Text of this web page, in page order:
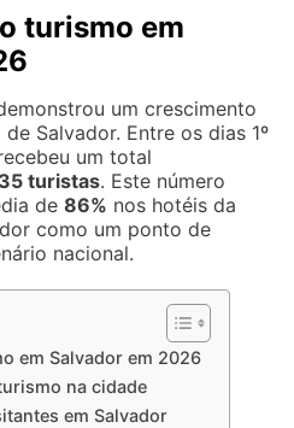
turismo em
um crescimento
Salvador. Entre os dias 1º
um total
turistas. Este número
de86% nos hotéis da
como um ponto de
nacional.
em Salvador em 2026
na cidade
em Salvador